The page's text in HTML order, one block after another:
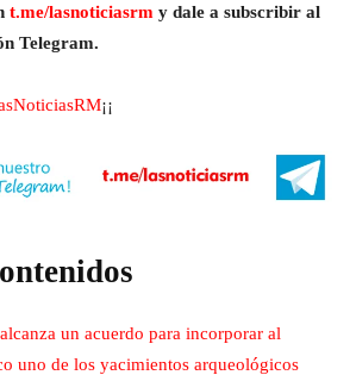
t.me/lasnoticiasrm y dale a subscribir al
Telegram.
¡¡
un acuerdo para incorporar al
uno de los yacimientos arqueológicos